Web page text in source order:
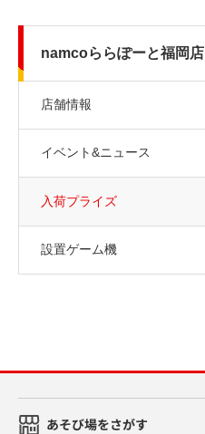
namcoららぽーと福岡店
店舗情報
イベント&ニュース
入荷プライズ
設置ゲーム機
あそび場をさがす